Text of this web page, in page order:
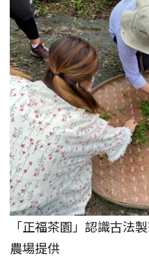
「正福茶園」認識古法
農場提供